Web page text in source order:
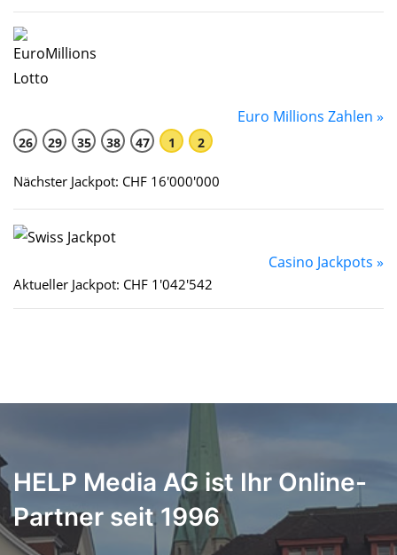
Euro Millions Zahlen »
26 29 35 38 47 1 2
Nächster Jackpot: CHF 16'000'000
Casino Jackpots »
Aktueller Jackpot: CHF 1'042'542
HELP Media AG ist Ihr Online-
Partner seit 1996